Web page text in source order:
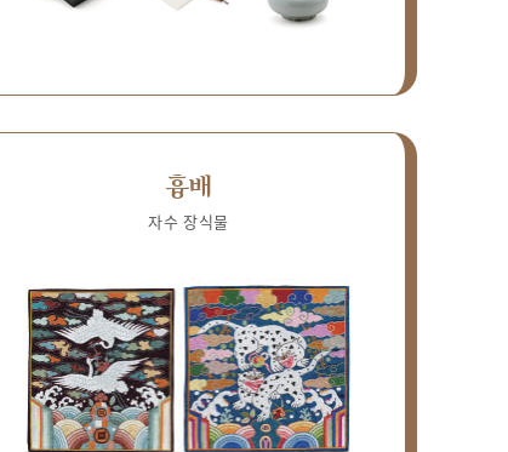
흉배
자수 장식물